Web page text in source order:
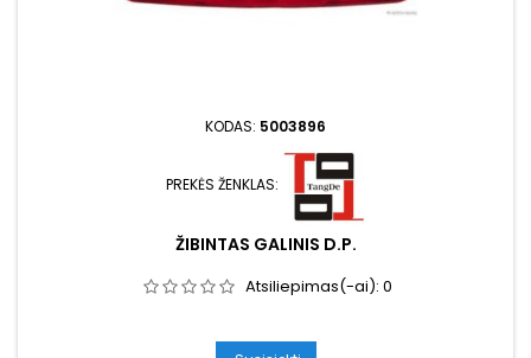
KODAS: 5003896
PREKĖS ŽENKLAS:
ŽIBINTAS GALINIS D.P.
Atsiliepimas(-ai): 0